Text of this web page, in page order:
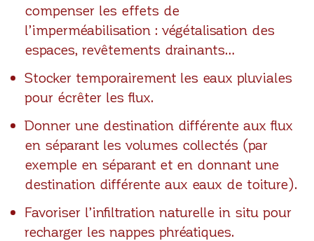
compenser les effets de
l’imperméabilisation : végétalisation des
espaces, revêtements drainants…
Stocker temporairement les eaux pluviales
pour écrêter les flux.
Donner une destination différente aux flux
en séparant les volumes collectés (par
exemple en séparant et en donnant une
destination différente aux eaux de toiture).
Favoriser l’infiltration naturelle in situ pour
recharger les nappes phréatiques.